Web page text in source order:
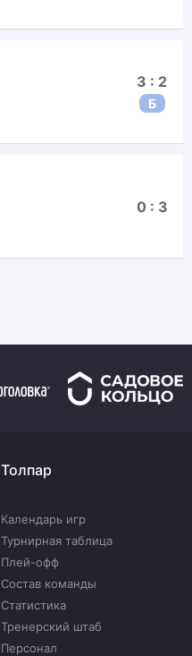
3 : 2
Б
0 : 3
Толпар
Календарь игр
Турнирная таблица
Плей-офф
Состав команды
Статистика
Тренерский штаб
Персонал